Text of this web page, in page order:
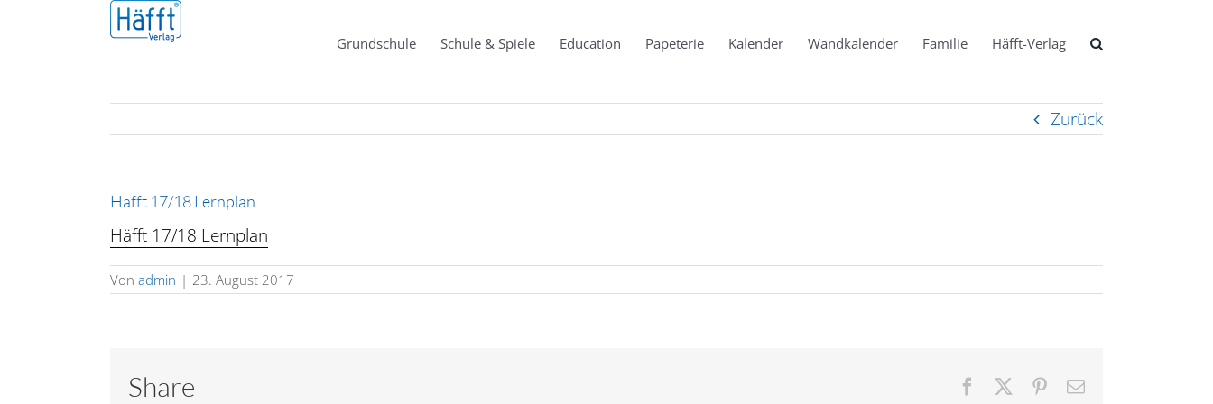
Grundschule Schule & Spiele Education Papeterie Kalender Wandkalender Familie Häfft-Verlag
Zurück
Häfft 17/18 Lernplan
Häfft 17/18 Lernplan
Von admin | 23. August 2017
Share Facebook Pinterest
E-